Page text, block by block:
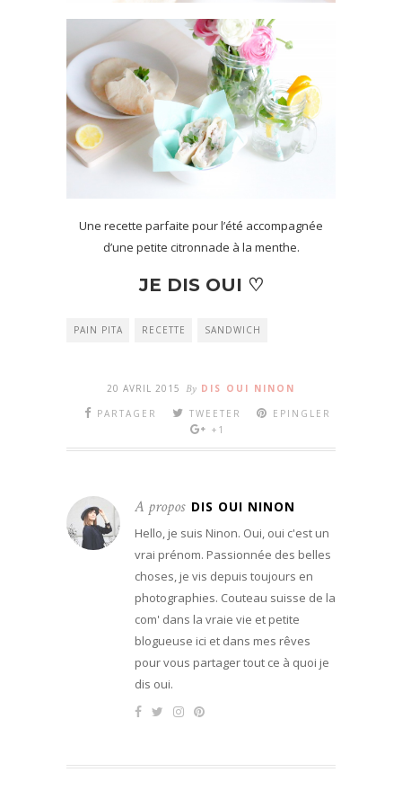
Une recette parfaite pour l’été accompagnée
d’une petite citronnade à la menthe.
JE DIS OUI ♡
PAIN PITA RECETTE SANDWICH
20 AVRIL 2015 By DIS OUI NINON
PARTAGER
TWEETER
EPINGLER
+1
A propos DIS OUI NINON
Hello, je suis Ninon. Oui, oui c'est un
vrai prénom. Passionnée des belles
choses, je vis depuis toujours en
photographies. Couteau suisse de la
com' dans la vraie vie et petite
blogueuse ici et dans mes rêves
pour vous partager tout ce à quoi je
dis oui.